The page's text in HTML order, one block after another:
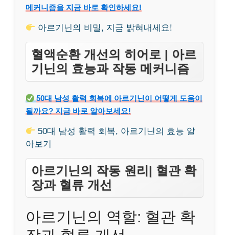
메커니즘을 지금 바로 확인하세요!
아르기닌의 비밀, 지금 밝혀내세요!
혈액순환 개선의 히어로 | 아르
기닌의 효능과 작동 메커니즘
50대 남성 활력 회복에 아르기닌이 어떻게 도움이
될까요? 지금 바로 알아보세요!
50대 남성 활력 회복, 아르기닌의 효능 알
아보기
아르기닌의 작동 원리| 혈관 확
장과 혈류 개선
아르기닌의 역할: 혈관 확